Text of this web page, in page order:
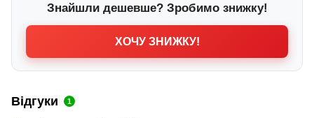
Знайшли дешевше? Зробимо знижку!
ХОЧУ ЗНИЖКУ!
Відгуки 1